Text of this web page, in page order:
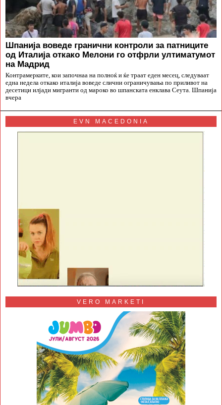
Шпанија воведе гранични контроли за патниците
од Италија откако Мелони го отфрли ултиматумот
на Мадрид
Контрамерките, кои започнаа на полноќ и ќе траат еден месец, следуваат
една недела откако италија воведе слични ограничувања по приливот на
десетици илјади мигранти од мароко во шпанската енклава Сеута. Шпанија
вчера
EVN MACEDONIA
VERO MARKETI